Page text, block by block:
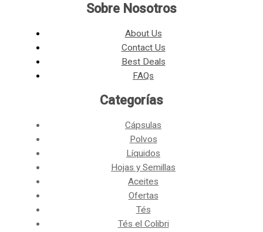
Sobre Nosotros
About Us
Contact Us
Best Deals
FAQs
Categorías​
Cápsulas
Polvos
Líquidos
Hojas y Semillas
Aceites
Ofertas
Tés
Tés el Colibri